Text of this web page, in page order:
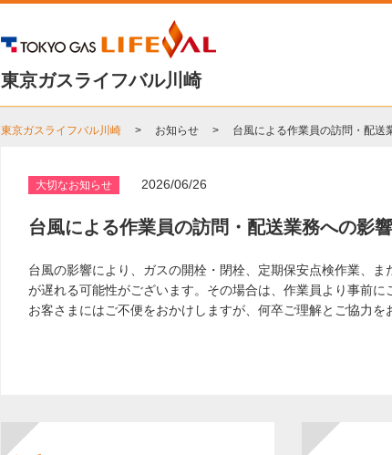
東京ガスライフバル川崎
東京ガスライフバル川崎 お知らせ 台風による作業員の訪問・配送
大切なお知らせ 2026/06/26
台風による作業員の訪問・配送業務への影
台風の影響により、ガスの開栓・閉栓、定期保安点検作業、
が遅れる可能性がございます。その場合は、作業員より事前に
お客さまにはご不便をおかけしますが、何卒ご理解とご協力を